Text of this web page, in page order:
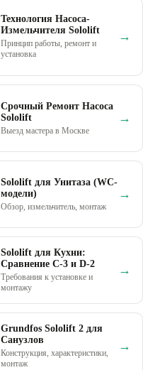
Технология Насоса-
Измельчителя Sololift
Принцип работы, ремонт и
установка
→
Срочный Ремонт Насоса
Sololift
Выезд мастера в Москве
→
Sololift для Унитаза (WC-
модели)
Обзор, измельчитель, монтаж
→
Sololift для Кухни:
Сравнение C-3 и D-2
Требования к установке и
монтажу
→
Grundfos Sololift 2 для
Санузлов
Конструкция, характеристики,
монтаж
→